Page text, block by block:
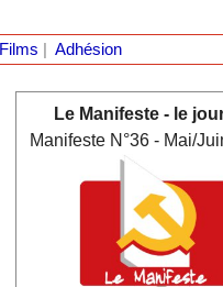
Films Adhésion
Le Manifeste - le
Manifeste N°36 - Mai/